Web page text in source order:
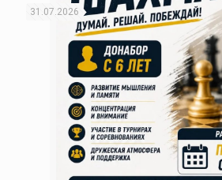
31.07.2026